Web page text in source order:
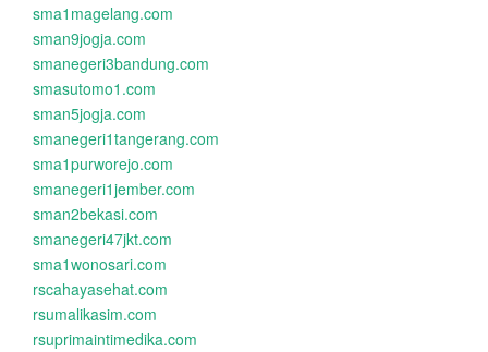
sma1magelang.com
sman9jogja.com
smanegeri3bandung.com
smasutomo1.com
sman5jogja.com
smanegeri1tangerang.com
sma1purworejo.com
smanegeri1jember.com
sman2bekasi.com
smanegeri47jkt.com
sma1wonosari.com
rscahayasehat.com
rsumalikasim.com
rsuprimaintimedika.com